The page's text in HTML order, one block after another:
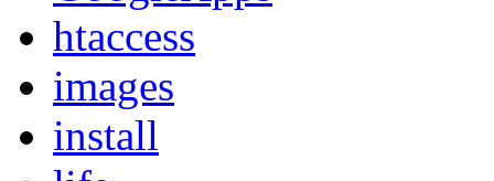
htaccess
images
install